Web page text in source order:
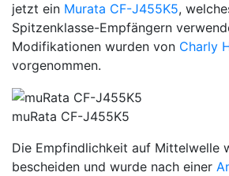
jetzt ein Murata CF-J455K5,
Spitzenklasse-Empfängern
Modifikationen wurden von Charly
vorgenommen.
muRata CF-J455K5
Die Empfindlichkeit auf Mittelwelle
bescheiden und wurde nach einer